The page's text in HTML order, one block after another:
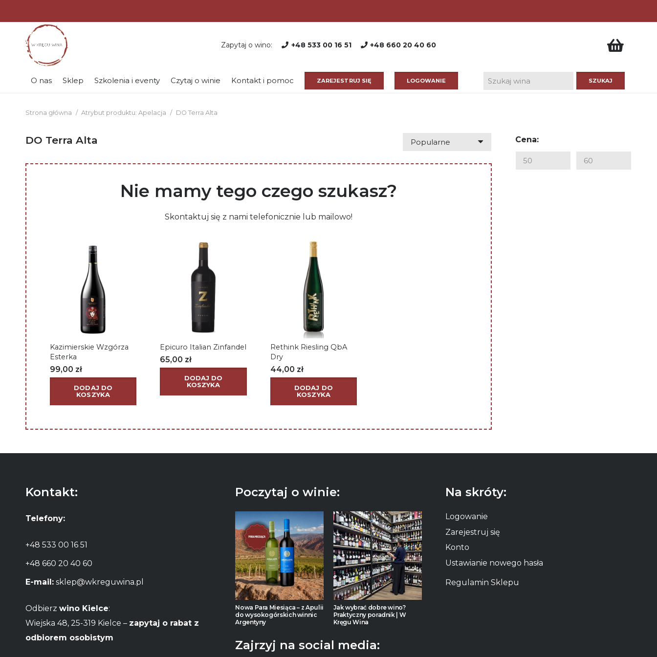
Zapytaj o wino: +48 533 00 16 51 +48 660 20 40 60
O nas Sklep Szkolenia i eventy Czytaj o winie Kontakt i pomoc ZAREJESTRUJ SIĘ LOGOWANIE
Strona główna / Atrybut produktu: Apelacja / DO Terra Alta
DO Terra Alta
Nie mamy tego czego szukasz?
Skontaktuj się z nami telefonicznie lub mailowo!
Kazimierskie Wzgórza
Esterka
99,00 zł
DODAJ DO
KOSZYKA
Epicuro Italian Zinfandel
65,00 zł
DODAJ DO
KOSZYKA
Rethink Riesling QbA
Dry
44,00 zł
DODAJ DO
KOSZYKA
Cena:
Kontakt:
Telefony:
+48 533 00 16 51
+48 660 20 40 60
E-mail: sklep@wkreguwina.pl
Odbierz wino Kielce:
Wiejska 48, 25-319 Kielce – zapytaj o rabat z
odbiorem osobistym
Poczytaj o winie:
Nowa Para Miesiąca – z Apulii
do wysokogórskich winnic
Argentyny
Jak wybrać dobre wino?
Praktyczny poradnik | W
Kręgu Wina
Zajrzyj na social media:
Na skróty:
Logowanie
Zarejestruj się
Konto
Ustawianie nowego hasła
Regulamin Sklepu